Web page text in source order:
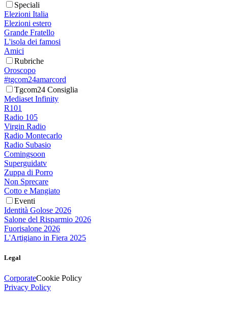
Speciali
Elezioni Italia
Elezioni estero
Grande Fratello
L'isola dei famosi
Amici
Rubriche
Oroscopo
#tgcom24amarcord
Tgcom24 Consiglia
Mediaset Infinity
R101
Radio 105
Virgin Radio
Radio Montecarlo
Radio Subasio
Comingsoon
Superguidatv
Zuppa di Porro
Non Sprecare
Cotto e Mangiato
Eventi
Identità Golose 2026
Salone del Risparmio 2026
Fuorisalone 2026
L'Artigiano in Fiera 2025
Legal
CorporateCookie Policy
Privacy Policy